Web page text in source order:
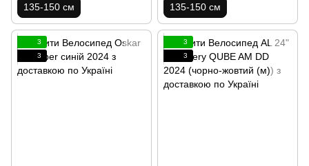
135-150 см 135-150 см
3
3
3
3